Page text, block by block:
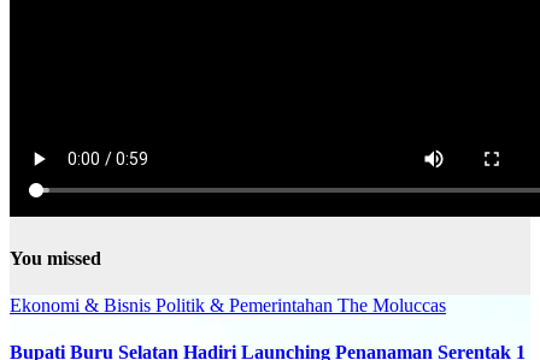
You missed
Ekonomi & Bisnis Politik & Pemerintahan The Moluccas
Bupati Buru Selatan Hadiri Launching Penanaman Serentak 1